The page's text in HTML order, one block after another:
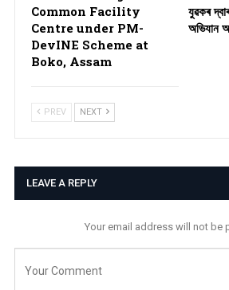
Common Facility
Centre under PM-
DevINE Scheme at
Boko, Assam
যুৱকৰ
অভিযান
PREV NEXT
LEAVE A REPLY
Your email address will not be